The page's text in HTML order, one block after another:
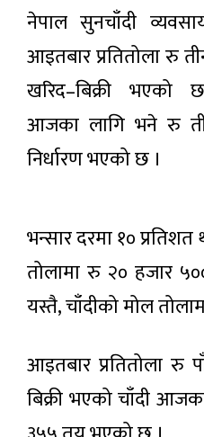
भारतीय
हिरासतमा
बसेका
सर्लाहीका
दाजुभाइ
घर
फर्किए,
सीमामा
कडाइले
किसान
काठमाडौँ
भ्याली
अर्बन
ट्रान्सपोर्ट
सिस्टम
मास्टर
प्लान
४ घण्टा अगाडी
विशेष
कांग्रेस
सभापति
थापामनसुन
सक्रिय,
केही
स्थानमा
सम्भावना
५ घण्टा अगाडी
आजको
राशिफल
५ घण्टा अगाडी
नेपाल सुनचाँदी
आइतबार प्रतितोला रु
खरिद–बिक्री भएको
आजका लागि भने रु
निर्धारण भएको छ ।
भन्सार दरमा १०
तोलामा रु २० हजार
यस्तै, चाँदीको मोल
आइतबार प्रतितोला रु
बिक्री भएको चाँदी